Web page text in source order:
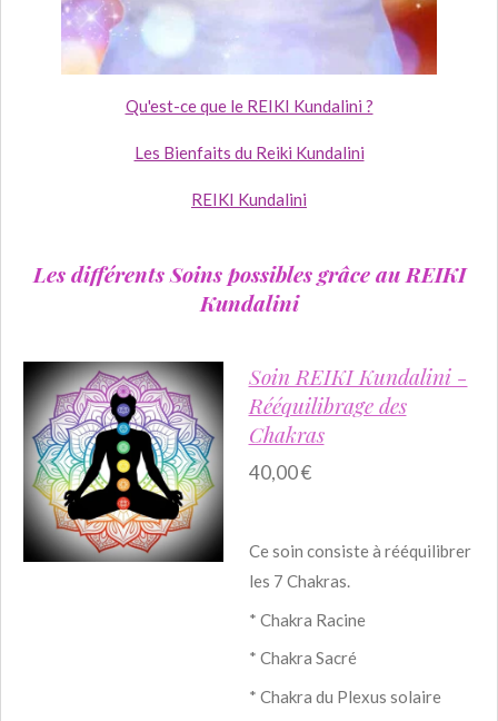
Qu'est-ce que le REIKI Kundalini ?
Les Bienfaits du Reiki Kundalini
REIKI Kundalini
Les différents Soins possibles grâce au REIKI
Kundalini
Soin REIKI Kundalini -
Rééquilibrage des
Chakras
40,00 €
Ce soin consiste à rééquilibrer
les 7 Chakras.
* Chakra Racine
* Chakra Sacré
* Chakra du Plexus solaire